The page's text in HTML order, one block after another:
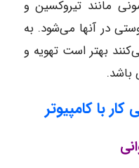
مانند تیروکسین و
در آنها می‌شود. به
بهتر است تهویه و
کار با کامپیوتر